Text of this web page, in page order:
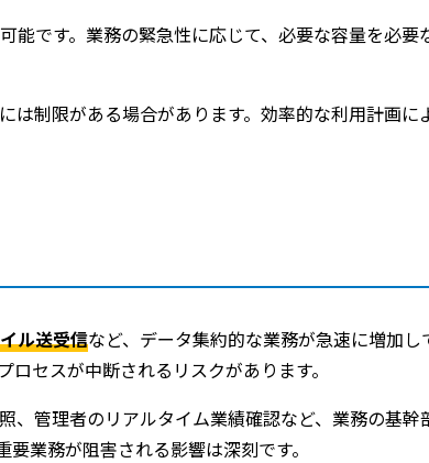
です。業務の緊急性に応じて、必要な容量を必要
制限がある場合があります。効率的な利用計画に
ル送受信など、データ集約的な業務が急速に増加し
セスが中断されるリスクがあります。
、管理者のリアルタイム業績確認など、業務の基幹
業務が阻害される影響は深刻です。